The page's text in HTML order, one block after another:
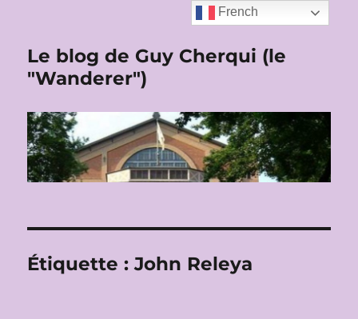
Le blog de Guy Cherqui (le
"Wanderer")
Étiquette :John Releya
French